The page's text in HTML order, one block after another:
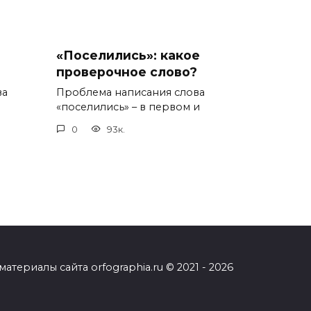
«Поселились»: какое
проверочное слово?
Проблема написания слова
«поселились» – в первом и
0 93к.
сайта orfographia.ru © 2021 - 2026